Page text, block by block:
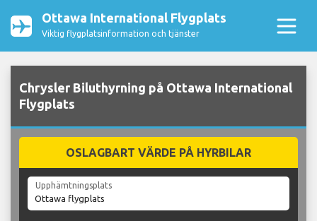
Ottawa International Flygplats
Viktig flygplatsinformation och tjänster
Chrysler Biluthyrning på Ottawa International
Flygplats
OSLAGBART VÄRDE PÅ HYRBILAR
Upphämtningsplats